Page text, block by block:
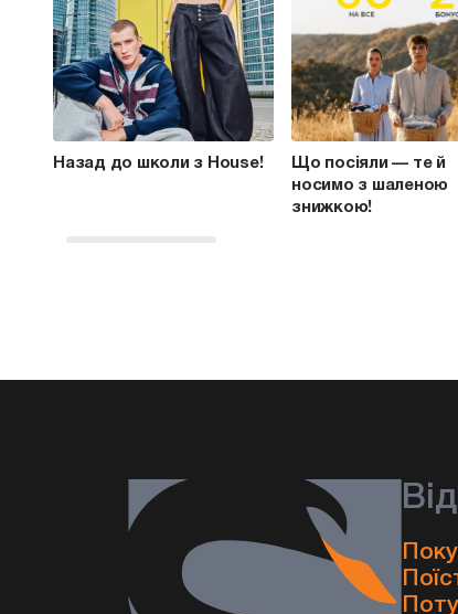
Назад до школи з House!
Що посіяли — те й
носимо з шаленою
знижкою!